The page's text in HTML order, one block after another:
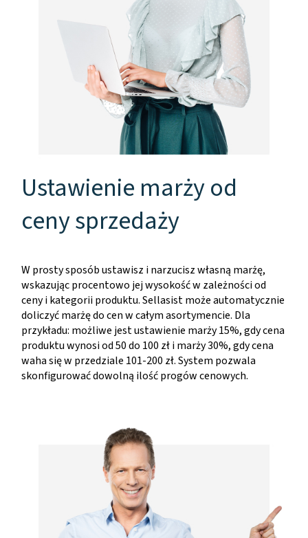
Ustawienie marży od
ceny sprzedaży
W prosty sposób ustawisz i narzucisz własną marżę,
wskazując procentowo jej wysokość w zależności od
ceny i kategorii produktu. Sellasist może automatycznie
doliczyć marżę do cen w całym asortymencie. Dla
przykładu: możliwe jest ustawienie marży 15%, gdy cena
produktu wynosi od 50 do 100 zł i marży 30%, gdy cena
waha się w przedziale 101-200 zł. System pozwala
skonfigurować dowolną ilość progów cenowych.